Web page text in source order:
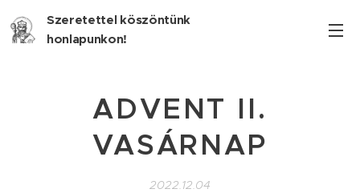
Szeretettel köszöntünk
honlapunkon!
ADVENT II.
VASÁRNAP
2022.12.04